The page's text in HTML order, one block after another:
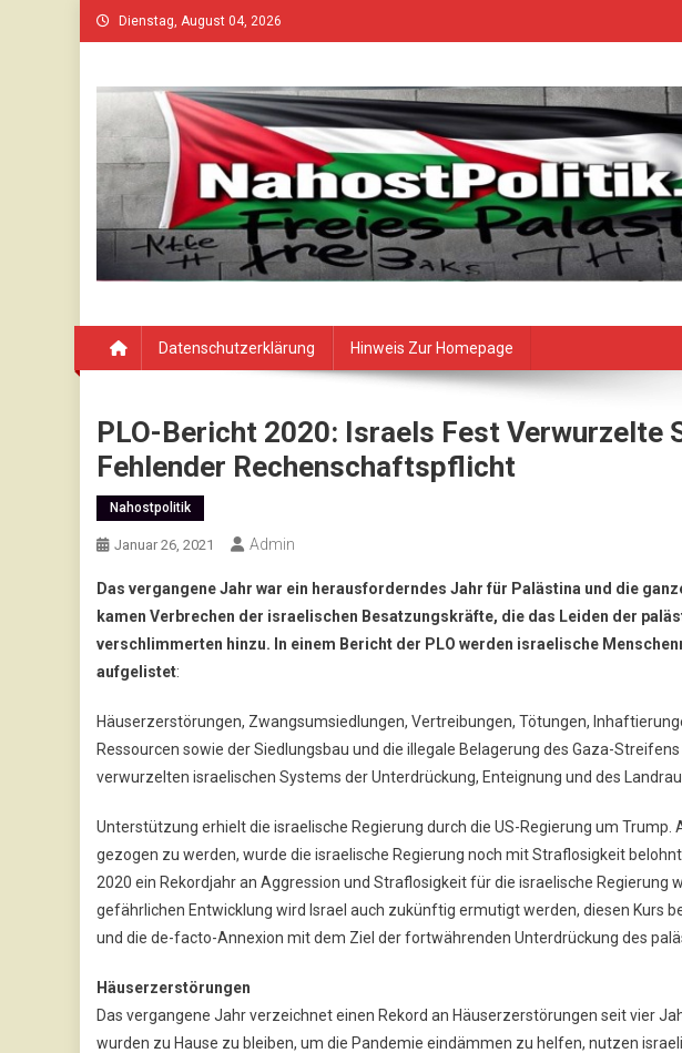
Skip
to
Dienstag, August 04, 2026
Datenschutzerklärung Hinweis Zur Homepage
PLO-Bericht 2020: Israels Fest Verwurzelte
Fehlender Rechenschaftspflicht
Nahostpolitik
Januar 26, 2021 Admin
Das vergangene Jahr war ein herausforderndes Jahr für Palästina und die
kamen Verbrechen der israelischen Besatzungskräfte, die das Leiden der
verschlimmerten hinzu. In einem Bericht der PLO werden israelische
aufgelistet:
Häuserzerstörungen, Zwangsumsiedlungen, Vertreibungen, Tötungen,
Ressourcen sowie der Siedlungsbau und die illegale Belagerung des Gaza-
verwurzelten israelischen Systems der Unterdrückung, Enteignung und des
Unterstützung erhielt die israelische Regierung durch die US-Regierung um
gezogen zu werden, wurde die israelische Regierung noch mit Straflosigkeit
2020 ein Rekordjahr an Aggression und Straflosigkeit für die israelische Regierung
gefährlichen Entwicklung wird Israel auch zukünftig ermutigt werden, diesen Kurs
und die de-facto-Annexion mit dem Ziel der fortwährenden Unterdrückung des
Häuserzerstörungen
Das vergangene Jahr verzeichnet einen Rekord an Häuserzerstörungen seit vier
wurden zu Hause zu bleiben, um die Pandemie eindämmen zu helfen, nutzen